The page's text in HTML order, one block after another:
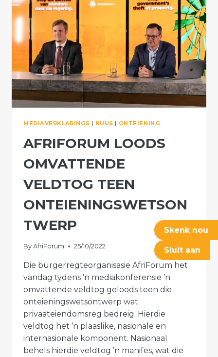
MEDIAVERKLARINGS | NUUS | ONTEIENING
AFRIFORUM LOODS
OMVATTENDE
VELDTOG TEEN
ONTEIENINGSWETSON
TWERP
By AfriForum 25/10/2022
Die burgerregteorganisasie AfriForum het
vandag tydens ’n mediakonferensie ’n
omvattende veldtog geloods teen die
onteieningswetsontwerp wat
privaateiendomsreg bedreig. Hierdie
veldtog het ’n plaaslike, nasionale en
internasionale komponent. Nasionaal
behels hierdie veldtog ’n manifes, wat die
Skenk nou
Sluit aan